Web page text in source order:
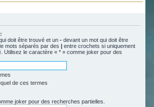
doit être trouvé et un - devant un mot qui doit être
mots séparés par des | entre crochets si uniquement
Utilisez le caractère « * » comme joker pour des
de ces termes
joker pour des recherches partielles.